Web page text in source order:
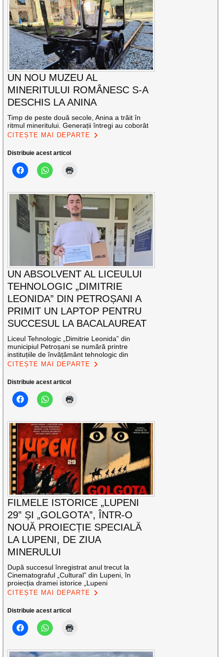
UN NOU MUZEU AL
MINERITULUI ROMÂNESC S-A
DESCHIS LA ANINA
Timp de peste două secole, Anina a trăit în
ritmul mineritului. Generații întregi au coborât
CITEȘTE MAI DEPARTE
Distribuie acest articol
UN ABSOLVENT AL LICEULUI
TEHNOLOGIC „DIMITRIE
LEONIDA” DIN PETROȘANI A
PRIMIT UN LAPTOP PENTRU
SUCCESUL LA BACALAUREAT
Liceul Tehnologic „Dimitrie Leonida” din
municipiul Petroșani se numără printre
instituțiile de învățământ tehnologic din
CITEȘTE MAI DEPARTE
Distribuie acest articol
FILMELE ISTORICE „LUPENI
29” ȘI „GOLGOTA”, ÎNTR-O
NOUĂ PROIECȚIE SPECIALĂ
LA LUPENI, DE ZIUA
MINERULUI
După succesul înregistrat anul trecut la
Cinematograful „Cultural” din Lupeni, în
proiecția dramei istorice „Lupeni
CITEȘTE MAI DEPARTE
Distribuie acest articol